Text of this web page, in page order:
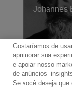
Johannes
Gostaríamos de
aprimorar sua
e apoiar nosso
de anúncios,
Se você deseja que